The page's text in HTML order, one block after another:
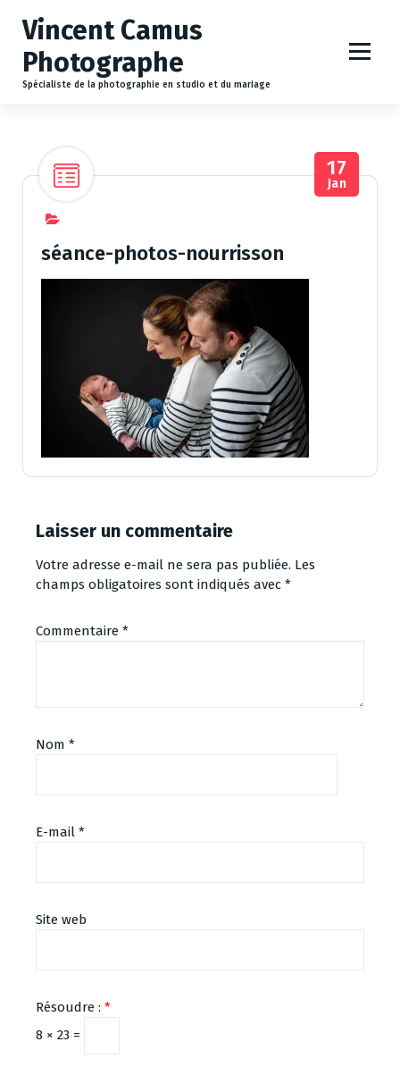
Vincent Camus
Photographe
Spécialiste de la photographie en studio et du mariage
17
Jan
séance-photos-nourrisson
Laisser un commentaire
Votre adresse e-mail ne sera pas publiée. Les
champs obligatoires sont indiqués avec *
Commentaire *
Nom *
E-mail *
Site web
Résoudre : *
8 × 23 =